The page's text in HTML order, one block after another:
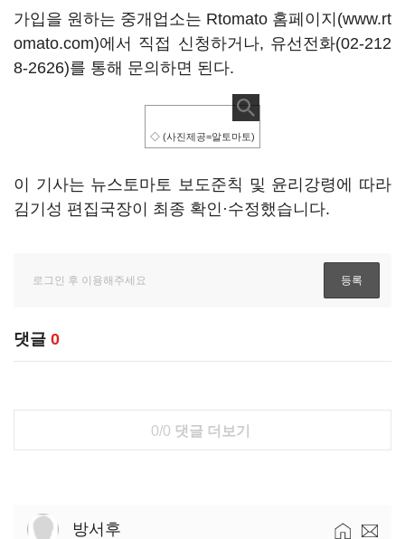
가입을 원하는 중개업소는 Rtomato 홈페이지(www.rt
omato.com)에서 직접 신청하거나, 유선전화(02-212
8-2626)를 통해 문의하면 된다.
◇ (사진제공=알토마토)
이 기사는 뉴스토마토 보도준칙 및 윤리강령에 따라
김기성 편집국장이 최종 확인·수정했습니다.
댓글 0
0/0 댓글 더보기
방서후